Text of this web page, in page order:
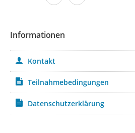
Informationen
Kontakt
Teilnahmebedingungen
Datenschutzerklärung